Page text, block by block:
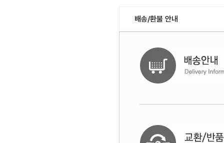
배송/환불 안내